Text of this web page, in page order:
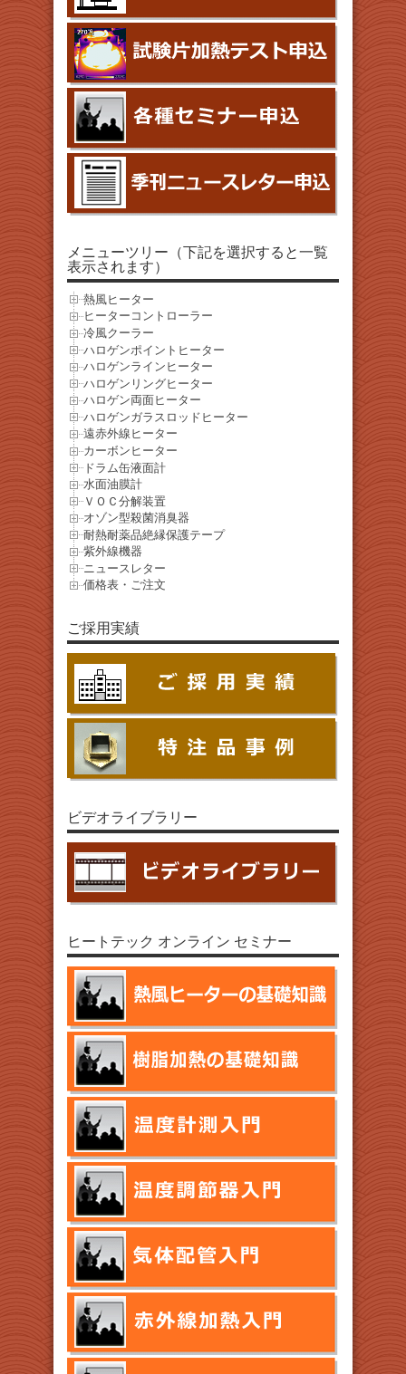
メニューツリー（下記を選択すると一覧
表示されます）
熱風ヒーター
ヒーターコントローラー
冷風クーラー
ハロゲンポイントヒーター
ハロゲンラインヒーター
ハロゲンリングヒーター
ハロゲン両面ヒーター
ハロゲンガラスロッドヒーター
遠赤外線ヒーター
カーボンヒーター
ドラム缶液面計
水面油膜計
ＶＯＣ分解装置
オゾン型殺菌消臭器
耐熱耐薬品絶縁保護テープ
紫外線機器
ニュースレター
価格表・ご注文
ご採用実績
ビデオライブラリー
ヒートテック オンライン セミナー